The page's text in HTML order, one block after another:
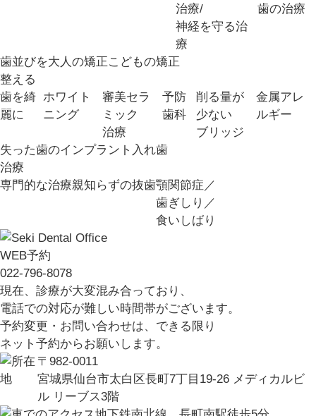
治療/
神経を守る治
療
歯の治療
歯並びを
整える
大人の矯正こどもの矯正
歯を綺
麗に
ホワイト
ニング
審美セラ
ミック
治療
予防
歯科
削る量が
少ない
ブリッジ
金属アレ
ルギー
失った歯の
治療
インプラント 入れ歯
専門的な治療親知らずの抜歯顎関節症／
歯ぎしり／
食いしばり
WEB予約
022-796-8078
現在、診療が大変混み合っており、
電話での対応が難しい時間帯がございます。
予約変更・お問い合わせは、できる限り
ネット予約からお願いします。
〒982-0011
宮城県仙台市太白区長町7丁目19-26 メディカルビ
ル リーブス3階